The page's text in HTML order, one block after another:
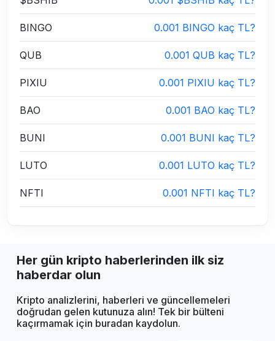
BINGO 0.001 BINGO kaç TL?
QUB 0.001 QUB kaç TL?
PIXIU 0.001 PIXIU kaç TL?
BAO 0.001 BAO kaç TL?
BUNI 0.001 BUNI kaç TL?
LUTO 0.001 LUTO kaç TL?
NFTI 0.001 NFTI kaç TL?
Her gün kripto haberlerinden ilk siz
haberdar olun
Kripto analizlerini, haberleri ve güncellemeleri
doğrudan gelen kutunuza alın! Tek bir bülteni
kaçırmamak için buradan kaydolun.